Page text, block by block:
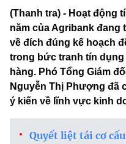
(Thanh tra) - Hoạt động
năm của Agribank đang
về đích đúng kế hoạch
trong bức tranh tín dụng
hàng. Phó Tổng Giám
Nguyễn Thị Phượng đã
ý kiến về lĩnh vực kinh
Quyết liệt tái cơ